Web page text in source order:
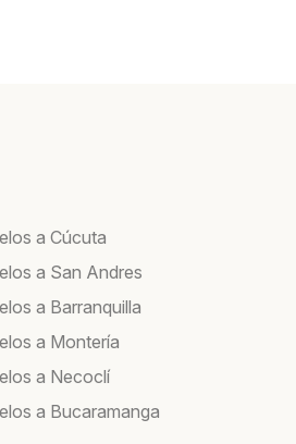
a Cúcuta
a San Andres
a Barranquilla
a Montería
a Necoclí
a Bucaramanga